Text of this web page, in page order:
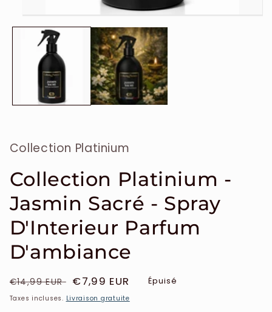
le
média
fenêtre
modale
Collection Platinium
Collection Platinium -
Jasmin Sacré - Spray
D'Interieur Parfum
D'ambiance
Prix
habituel
€14,99 EUR
Prix
soldé
€7,99 EUR Épuisé
Taxes incluses. Livraison gratuite